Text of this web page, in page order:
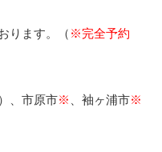
ります。（ ※完全予約
、市原市※ 、袖ヶ浦市※